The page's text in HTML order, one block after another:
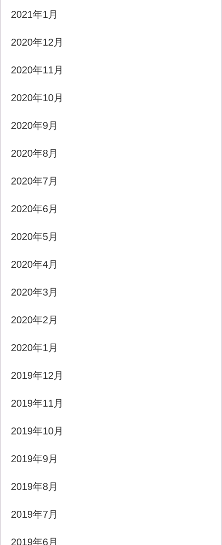
2021年1月
2020年12月
2020年11月
2020年10月
2020年9月
2020年8月
2020年7月
2020年6月
2020年5月
2020年4月
2020年3月
2020年2月
2020年1月
2019年12月
2019年11月
2019年10月
2019年9月
2019年8月
2019年7月
2019年6月